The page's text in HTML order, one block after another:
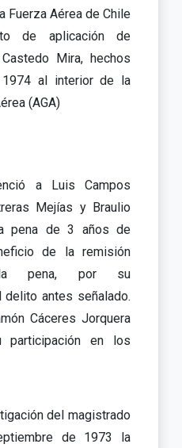
Fuerza Aérea de Chile
de aplicación de
Mira, hechos
al interior de la
(AGA)
a Luis Campos
Mejías y Braulio
pena de 3 años de
de la remisión
pena, por su
antes señalado.
Cáceres Jorquera
en los
del magistrado
de 1973 la